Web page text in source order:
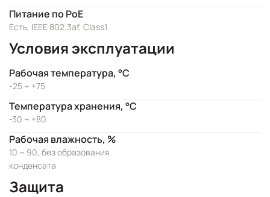
Питание по PoE
Есть, IEEE 802.3af, Class1
Условия эксплуатации
Рабочая температура, °C
-25 ~ +75
Температура хранения, °C
-30 ~ +80
Рабочая влажность, %
10 ~ 90, без образования
конденсата
Защита